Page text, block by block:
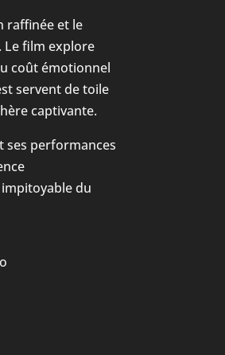
raffinée et le
Le film explore
coût émotionnel
servent de toile
captivante.
ses performances
du